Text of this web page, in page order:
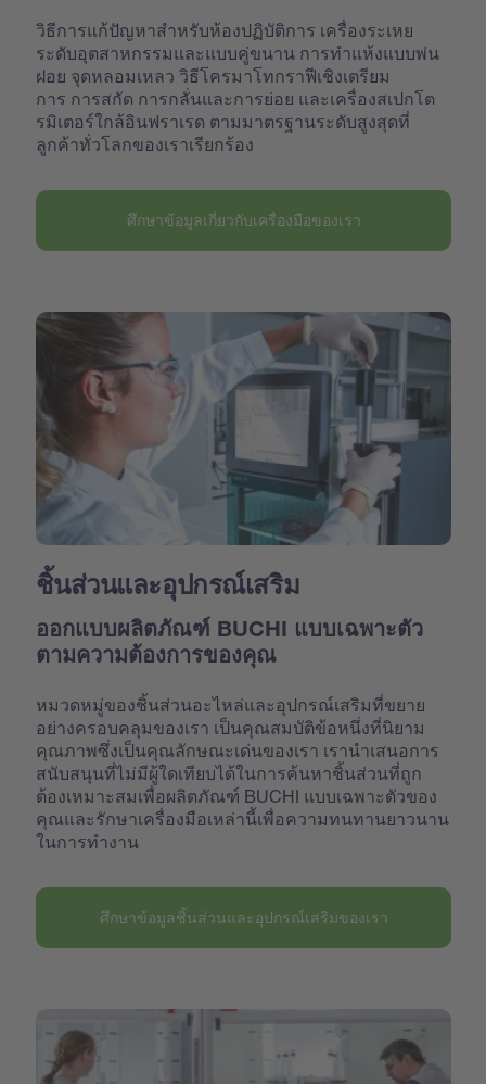
วิธีการแก้ปัญหาสำหรับห้องปฏิบัติการ เครื่องระเหย
ระดับอุตสาหกรรมและแบบคู่ขนาน การทำแห้งแบบพ่น
ฝอย จุดหลอมเหลว วิธีโครมาโทกราฟีเชิงเตรียม
การ การสกัด การกลั่นและการย่อย และเครื่องสเปกโต
รมิเตอร์ใกล้อินฟราเรด ตามมาตรฐานระดับสูงสุดที่
ลูกค้าทั่วโลกของเราเรียกร้อง
ศึกษาข้อมูลเกี่ยวกับเครื่องมือของเรา
ชิ้นส่วนและอุปกรณ์เสริม
ออกแบบผลิตภัณฑ์ BUCHI แบบเฉพาะตัว
ตามความต้องการของคุณ
หมวดหมู่ของชิ้นส่วนอะไหล่และอุปกรณ์เสริมที่ขยาย
อย่างครอบคลุมของเรา เป็นคุณสมบัติข้อหนึ่งที่นิยาม
คุณภาพซึ่งเป็นคุณลักษณะเด่นของเรา เรานำเสนอการ
สนับสนุนที่ไม่มีผู้ใดเทียบได้ในการค้นหาชิ้นส่วนที่ถูก
ต้องเหมาะสมเพื่อผลิตภัณฑ์ BUCHI แบบเฉพาะตัวของ
คุณและรักษาเครื่องมือเหล่านี้เพื่อความทนทานยาวนาน
ในการทำงาน
ศึกษาข้อมูลชิ้นส่วนและอุปกรณ์เสริมของเรา